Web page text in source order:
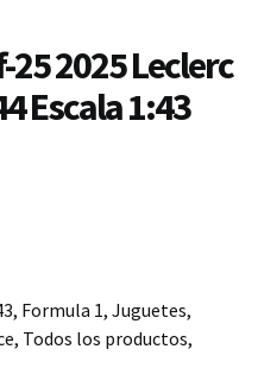
2025 Leclerc
Escala 1:43
, Formula 1, Juguetes,
, Todos los productos,